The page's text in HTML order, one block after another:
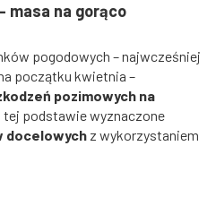
masa na gorąco
pogodowych – najwcześniej
początku kwietnia –
pozimowych na
tej podstawie wyznaczone
docelowych z wykorzystaniem